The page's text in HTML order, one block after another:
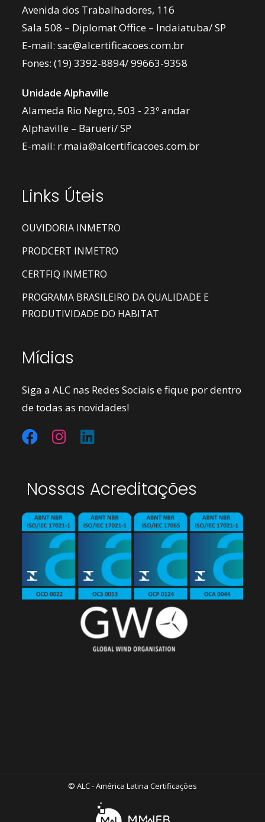
Avenida dos Trabalhadores, 116
Sala 508 – Diplomat Office – Indaiatuba/ SP
E-mail:sac@alcertificacoes.com.br
Fones:(19) 3392-8894/99663-9358
Unidade Alphaville
Alameda Rio Negro, 503 - 23º andar
Alphaville – Barueri/ SP
E-mail: r.maia@alcertificacoes.com.br
Links Úteis
OUVIDORIA INMETRO
PRODCERT INMETRO
CERTFIQ INMETRO
PROGRAMA BRASILEIRO DA QUALIDADE E
PRODUTIVIDADE DO HABITAT
Mídias
Siga a ALC nas Redes Sociais e fique por dentro
de todas as novidades!
Nossas Acreditações
© ALC - América Latina Certificações